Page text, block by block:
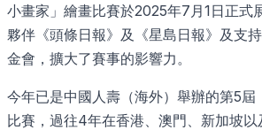
小畫家」繪畫比賽於2025年7月1日正式
夥伴《頭條日報》及《星島日報》及支
金會，擴大了賽事的影響力。
今年已是中國人壽（海外）舉辦的第5屆
比賽，過往4年在香港、澳門、新加坡以